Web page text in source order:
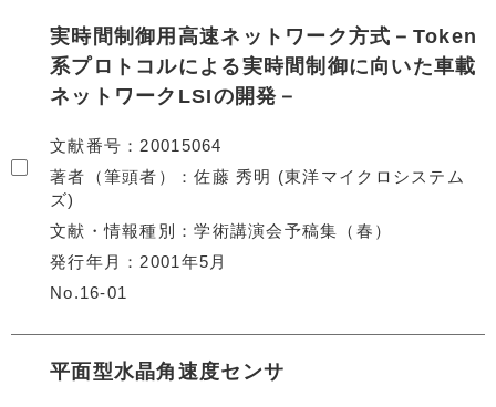
実時間制御用高速ネットワーク方式－Token
系プロトコルによる実時間制御に向いた車載
ネットワークLSIの開発－
文献番号
20015064
著者（筆頭者）
佐藤 秀明 (東洋マイクロシステム
ズ)
文献・情報種別
学術講演会予稿集（春）
発行年月
2001年5月
No.16-01
平面型水晶角速度センサ